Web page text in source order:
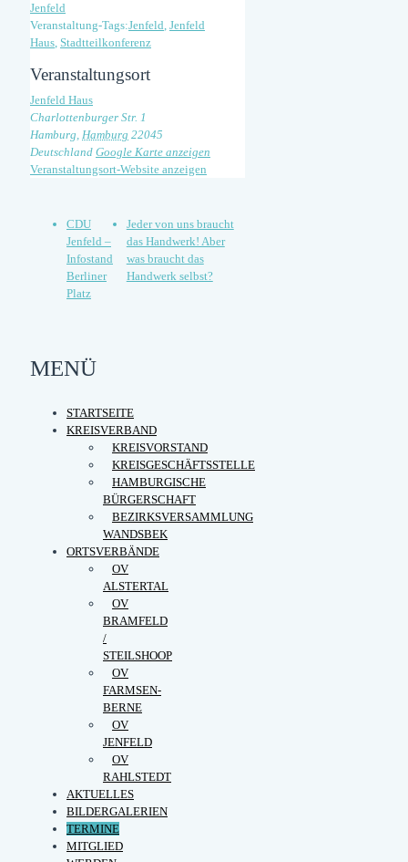
Jenfeld
Veranstaltung-Tags:Jenfeld, Jenfeld
Haus, Stadtteilkonferenz
Veranstaltungsort
Jenfeld Haus
Charlottenburger Str. 1
Hamburg Hamburg 22045
Deutschland Google Karte anzeigen
Veranstaltungsort-Website anzeigen
CDU
Jenfeld –
Infostand
Berliner
Platz
Jeder von uns braucht
das Handwerk! Aber
was braucht das
Handwerk selbst?
MENÜ
STARTSEITE
KREISVERBAND
KREISVORSTAND
KREISGESCHÄFTSSTELLE
HAMBURGISCHE
BÜRGERSCHAFT
BEZIRKSVERSAMMLUNG
WANDSBEK
ORTSVERBÄNDE
OV
ALSTERTAL
OV
BRAMFELD
/
STEILSHOOP
OV
FARMSEN-
BERNE
OV
JENFELD
OV
RAHLSTEDT
AKTUELLES
BILDERGALERIEN
TERMINE
MITGLIED